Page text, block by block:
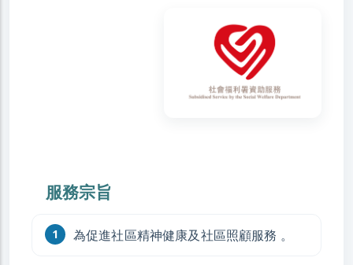
服務宗旨
為促進社區精神健康及社區照顧服務 。